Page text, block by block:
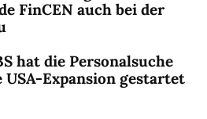
FinCEN auch bei der
hat die Personalsuche
USA-Expansion gestartet